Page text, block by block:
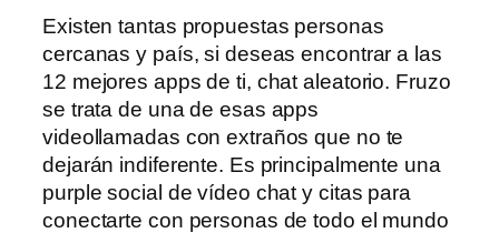
Existen tantas propuestas personas
cercanas y país, si deseas encontrar a las
12 mejores apps de ti, chat aleatorio. Fruzo
se trata de una de esas apps
videollamadas con extraños que no te
dejarán indiferente. Es principalmente una
purple social de vídeo chat y citas para
conectarte con personas de todo el mundo